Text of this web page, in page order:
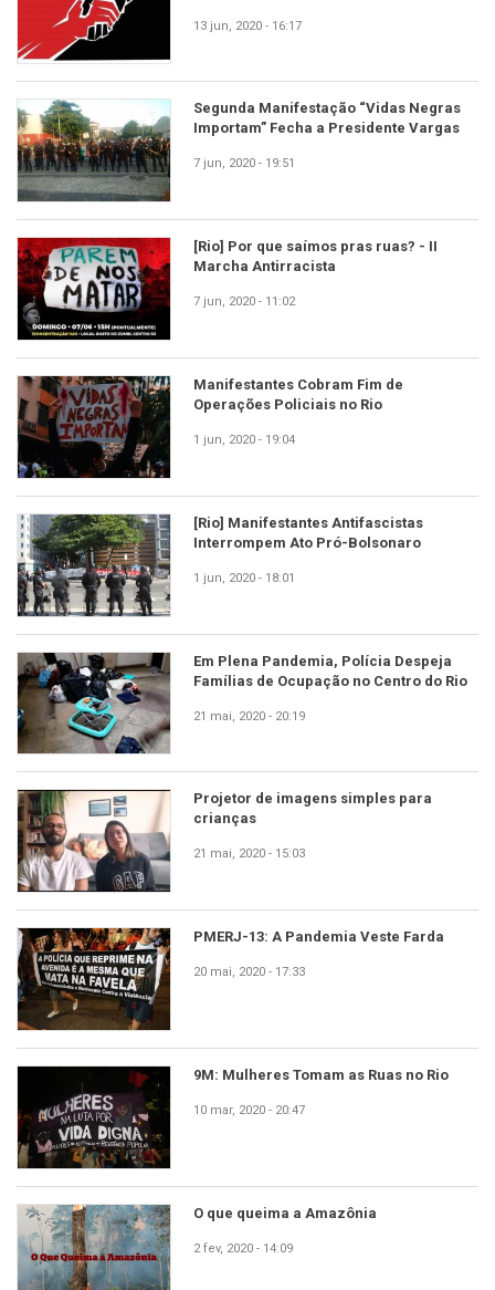
13 jun, 2020 - 16:17
Segunda Manifestação “Vidas Negras
Importam” Fecha a Presidente Vargas
7 jun, 2020 - 19:51
[Rio] Por que saímos pras ruas? - II
Marcha Antirracista
7 jun, 2020 - 11:02
Manifestantes Cobram Fim de
Operações Policiais no Rio
1 jun, 2020 - 19:04
[Rio] Manifestantes Antifascistas
Interrompem Ato Pró-Bolsonaro
1 jun, 2020 - 18:01
Em Plena Pandemia, Polícia Despeja
Famílias de Ocupação no Centro do Rio
21 mai, 2020 - 20:19
Projetor de imagens simples para
crianças
21 mai, 2020 - 15:03
PMERJ-13: A Pandemia Veste Farda
20 mai, 2020 - 17:33
9M: Mulheres Tomam as Ruas no Rio
10 mar, 2020 - 20:47
O que queima a Amazônia
2 fev, 2020 - 14:09